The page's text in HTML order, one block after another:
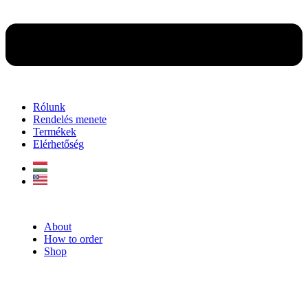
Rólunk
Rendelés menete
Termékek
Elérhetőség
About
How to order
Shop